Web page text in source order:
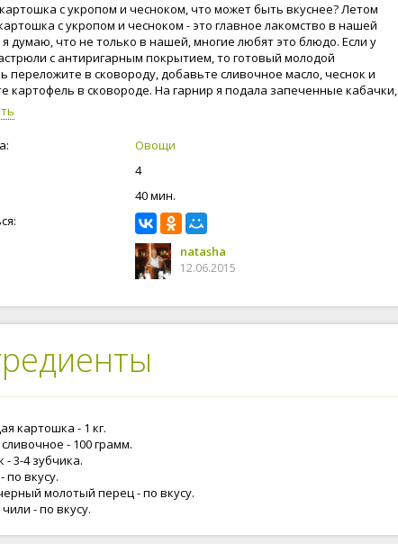
с укропом и чесноком, что может быть вкуснее? Летом
с укропом и чесноком - это главное лакомство в нашей
думаю, что не только в нашей, многие любят это блюдо. Если у
с антиригарным покрытием, то готовый молодой
переложите в сковороду, добавьте сливочное масло, чеснок и
картофель в сковороде. На гарнир я подала запеченные кабачки,
черри. Приятного аппетита!
Овощи
4
40 мин.
natasha
12.06.2015
картошка - 1 кг.
- 100 грамм.
- 3-4 зубчика.
по вкусу.
молотый перец - по вкусу.
- по вкусу.